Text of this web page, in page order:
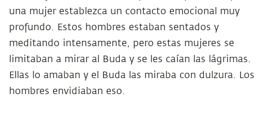
una mujer establezca un contacto emocional muy
profundo. Estos hombres estaban sentados y
meditando intensamente, pero estas mujeres se
limitaban a mirar al Buda y se les caían las lágrimas.
Ellas lo amaban y el Buda las miraba con dulzura. Los
hombres envidiaban eso.